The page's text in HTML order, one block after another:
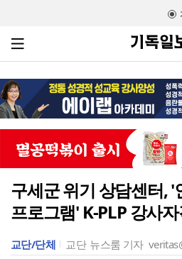
구세군 위기 상담센터, '
프로그램' K-PLP 강사
교단/단체 교단 뉴스룸 기자